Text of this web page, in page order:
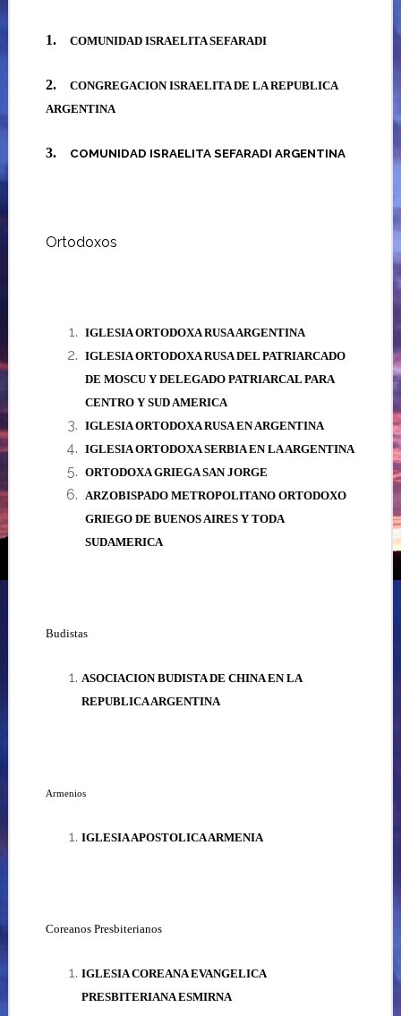
1. COMUNIDAD ISRAELITA SEFARADI
2.
CONGREGACION ISRAELITA DE LA REPUBLICA
ARGENTINA
3. COMUNIDAD ISRAELITA SEFARADI ARGENTINA
Ortodoxos
IGLESIA ORTODOXA RUSA ARGENTINA
IGLESIA ORTODOXA RUSA DEL PATRIARCADO
DE MOSCU Y DELEGADO PATRIARCAL PARA
CENTRO Y SUD AMERICA
IGLESIA ORTODOXA RUSA EN ARGENTINA
IGLESIA ORTODOXA SERBIA EN LA ARGENTINA
ORTODOXA GRIEGA SAN JORGE
ARZOBISPADO METROPOLITANO ORTODOXO
GRIEGO DE BUENOS AIRES Y TODA
SUDAMERICA
Budistas
ASOCIACION BUDISTA DE CHINA EN LA
REPUBLICA ARGENTINA
Armenios
IGLESIA APOSTOLICA ARMENIA
Coreanos Presbiterianos
IGLESIA COREANA EVANGELICA
PRESBITERIANA ESMIRNA